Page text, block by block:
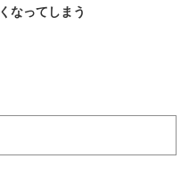
なってしまう